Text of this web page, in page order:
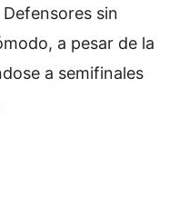
sin
a pesar de la
a semifinales